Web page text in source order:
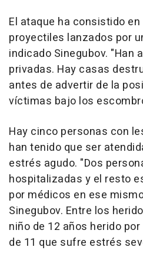
El ataque ha consistido
proyectiles lanzados por
indicado Sinegubov. "Han
privadas. Hay casas
antes de advertir de la
víctimas bajo los
Hay cinco personas con
han tenido que ser
estrés agudo. "Dos
hospitalizadas y el resto
por médicos en ese
Sinegubov. Entre los
niño de 12 años herido
de 11 que sufre estrés